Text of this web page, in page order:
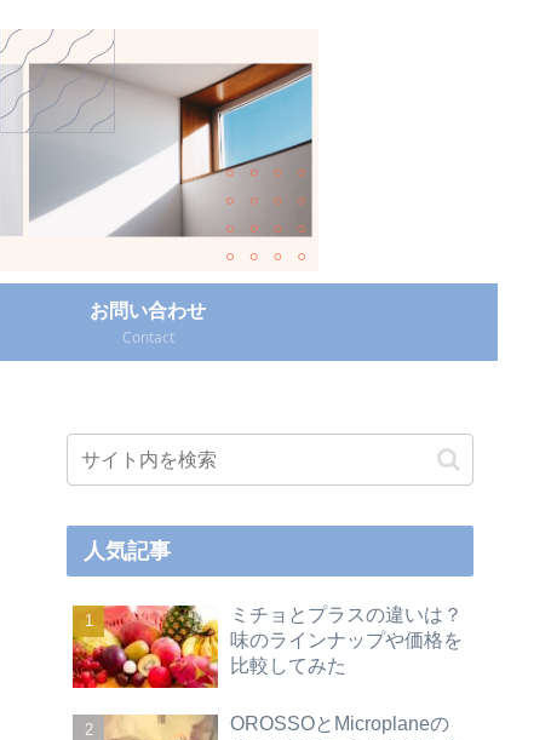
お問い合わせ
Contact‎
人気記事
ミチョとプラスの違いは？
味のラインナップや価格を
比較してみた
OROSSOとMicroplaneの